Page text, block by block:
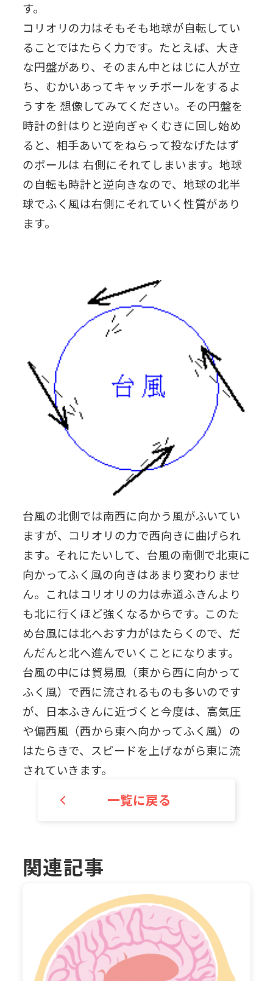
す。
コリオリの力はそもそも地球が自転してい
ることではたらく力です。たとえば、大き
な円盤があり、そのまん中とはじに人が立
ち、むかいあってキャッチボールをするよ
うすを 想像してみてください。その円盤を
時計の針はりと逆向ぎゃくむきに回し始め
ると、相手あいてをねらって投なげたはず
のボールは 右側にそれてしまいます。地球
の自転も時計と逆向きなので、地球の北半
球でふく風は右側にそれていく性質があり
ます。
台風の北側では南西に向かう風がふいてい
ますが、コリオリの力で西向きに曲げられ
ます。それにたいして、台風の南側で北東に
向かってふく風の向きはあまり変わりませ
ん。これはコリオリの力は赤道ふきんより
も北に行くほど強くなるからです。このた
め台風には北へおす力がはたらくので、だ
んだんと北へ進んでいくことになります。
台風の中には貿易風（東から西に向かって
ふく風）で西に流されるものも多いのです
が、日本ふきんに近づくと今度は、高気圧
や偏西風（西から東へ向かってふく風）の
はたらきで、スピードを上げながら東に流
されていきます。
一覧に戻る
関連記事